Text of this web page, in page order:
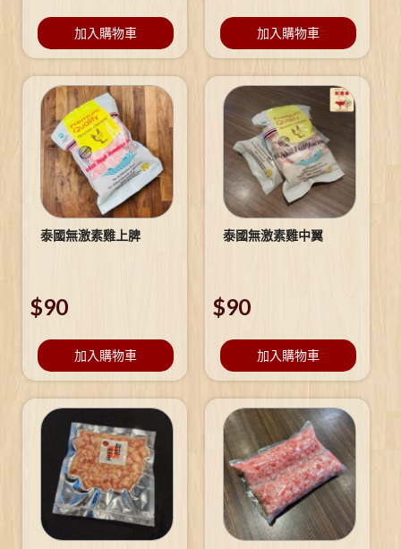
加入購物車 加入購物車
泰國無激素雞上脾
$90
加入購物車
泰國無激素雞中翼
$90
加入購物車